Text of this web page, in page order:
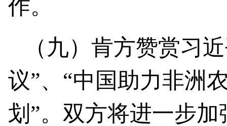
作。
（九）肯方赞赏习
议”、“中国助力非洲
划”。双方将进一步